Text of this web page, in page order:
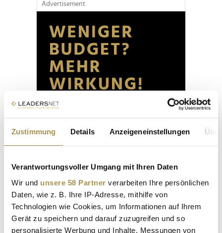
Zustimmung Details Anzeigeneinstellungen
Verantwortungsvoller Umgang mit Ihren Daten
Wir und unsere 58 Partner verarbeiten Ihre persönlichen
Daten, wie z. B. Ihre IP-Adresse, mithilfe von
Technologien wie Cookies, um Informationen auf Ihrem
Gerät zu speichern und darauf zuzugreifen und so
personalisierte Werbung und Inhalte, Messungen von
Advertisement